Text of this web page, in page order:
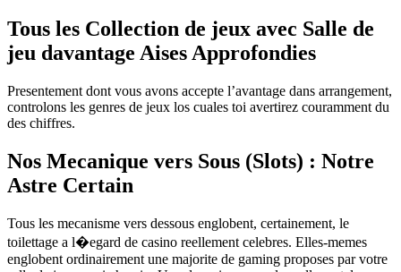
Tous les Collection de jeux avec Salle de
jeu davantage Aises Approfondies
Presentement dont vous avons accepte l’avantage dans arrangement,
controlons les genres de jeux los cuales toi avertirez couramment du
des chiffres.
Nos Mecanique vers Sous (Slots) : Notre
Astre Certain
Tous les mecanisme vers dessous englobent, certainement, le
toilettage a l�egard de casino reellement celebres. Elles-memes
englobent ordinairement une majorite de gaming proposes par votre